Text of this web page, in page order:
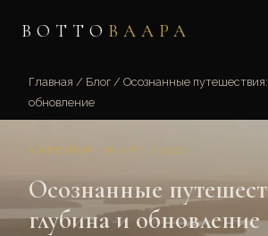
ВОТТО ВААРА
Главная / Блог / Осознанные
обновление
КАРЕЛИЯ · МАРТ 2026
Осознанные
глубина и обновление